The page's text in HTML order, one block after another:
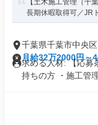
【土木施工管理（千
長期休暇取得可／JR
千葉県千葉市中央区
月給32万2000円～
求める人材: 【応募
持ちの方 ・施工管